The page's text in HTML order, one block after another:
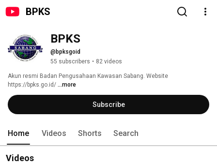
BPKS
BPKS
@bpksgoid
55 subscribers • 82 videos
Akun resmi Badan Pengusahaan Kawasan Sabang. Website
https://bpks.go.id/ ...more
Subscribe
Home Videos Shorts Search
Videos